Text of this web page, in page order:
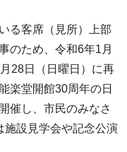
る客席（見所）上部
のため、令和6年1月
28日（日曜日）に再
楽堂開館30周年の日
催し、市民のみなさ
施設見学会や記念公演